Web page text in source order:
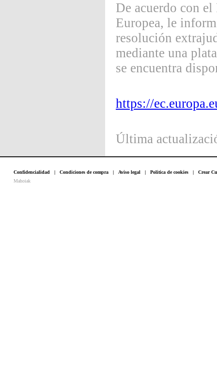
De acuerdo con
Europea, le
resolución
mediante una
se encuentra
https://
Última
Confidencialidad | Condiciones de compra | Aviso legal | Politica de cookies | Crear
Mahoiak